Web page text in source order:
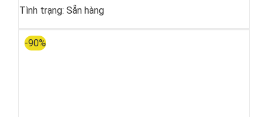
Tình trạng: Sẵn hàng
-90%